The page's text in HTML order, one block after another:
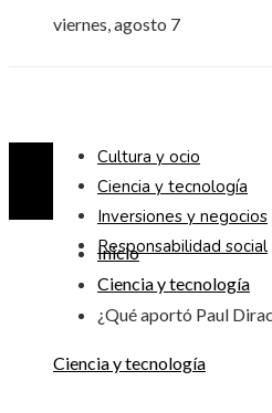
viernes, agosto 7
Cultura y ocio
Ciencia y tecnología
Inversiones y negocios
Responsabilidad social
Inicio
Ciencia y tecnología
¿Qué aportó Paul
Ciencia y tecnología